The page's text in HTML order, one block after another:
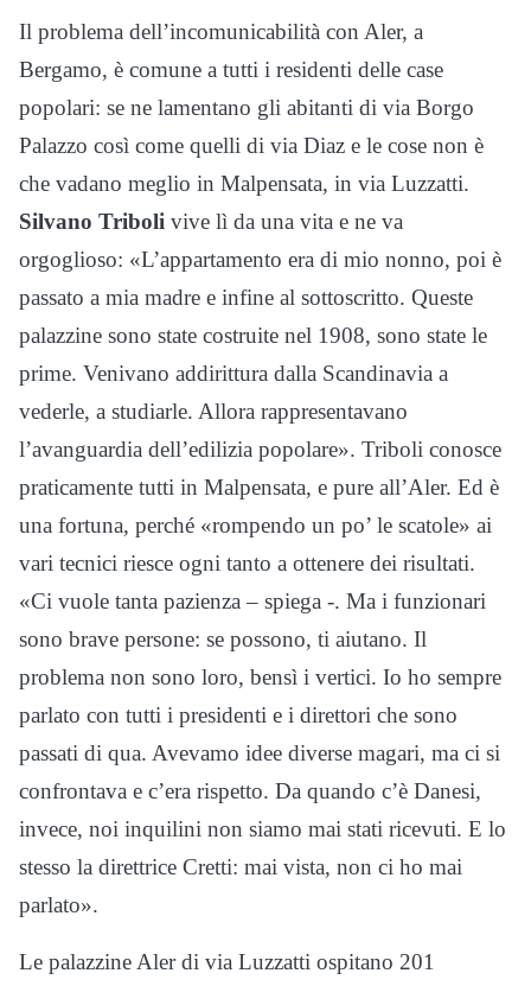
Il problema dell’incomunicabilità con Aler, a
Bergamo, è comune a tutti i residenti delle case
popolari: se ne lamentano gli abitanti di via Borgo
Palazzo così come quelli di via Diaz e le cose non è
che vadano meglio in Malpensata, in via Luzzatti.
Silvano Triboli vive lì da una vita e ne va
orgoglioso: «L’appartamento era di mio nonno, poi è
passato a mia madre e infine al sottoscritto. Queste
palazzine sono state costruite nel 1908, sono state le
prime. Venivano addirittura dalla Scandinavia a
vederle, a studiarle. Allora rappresentavano
l’avanguardia dell’edilizia popolare». Triboli conosce
praticamente tutti in Malpensata, e pure all’Aler. Ed è
una fortuna, perché «rompendo un po’ le scatole» ai
vari tecnici riesce ogni tanto a ottenere dei risultati.
«Ci vuole tanta pazienza – spiega -. Ma i funzionari
sono brave persone: se possono, ti aiutano. Il
problema non sono loro, bensì i vertici. Io ho sempre
parlato con tutti i presidenti e i direttori che sono
passati di qua. Avevamo idee diverse magari, ma ci si
confrontava e c’era rispetto. Da quando c’è Danesi,
invece, noi inquilini non siamo mai stati ricevuti. E lo
stesso la direttrice Cretti: mai vista, non ci ho mai
parlato».
Le palazzine Aler di via Luzzatti ospitano 201